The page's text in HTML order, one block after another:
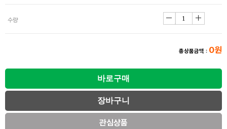
수량
총상품금액 : 0원
관심상품